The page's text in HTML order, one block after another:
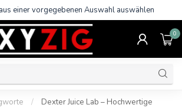
einer vorgegebenen Auswahl auswählen
0
/
Dexter Juice Lab – Hochwertige